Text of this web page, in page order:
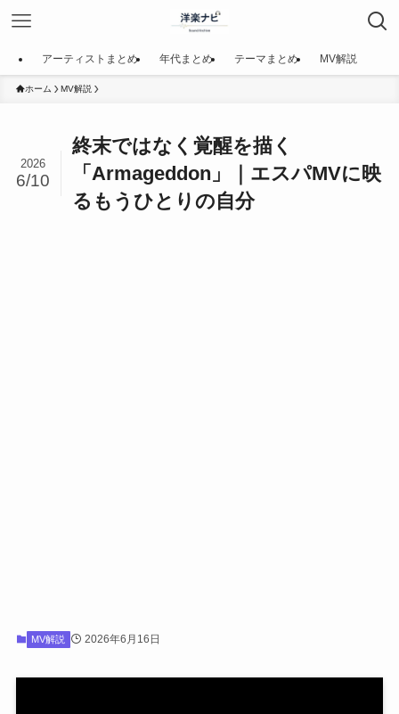
アーティストまとめ 年代まとめ テーマまとめ MV解説
ホーム MV解説
終末ではなく覚醒を描く
「Armageddon」｜エスパMVに映
るもうひとりの自分
2026
6/10
MV解説 2026年6月16日